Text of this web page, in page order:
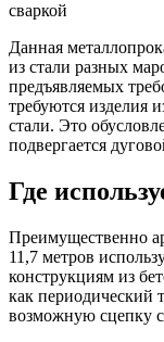
сваркой
Данная
из стали разных
предъявляемых
требуются изделия
стали. Это
подвергается
Где
Преимущественно
11,7 метров
конструкциям из
как периодический
возможную сцепку